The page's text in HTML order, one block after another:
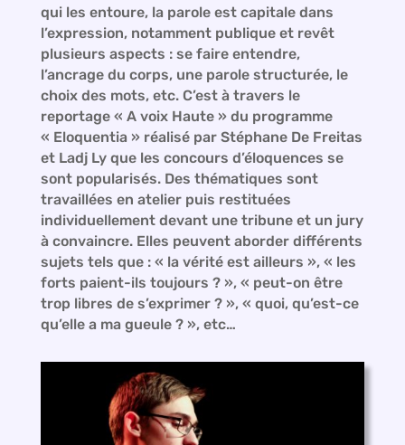
qui les entoure, la parole est capitale dans
l’expression, notamment publique et revêt
plusieurs aspects : se faire entendre,
l’ancrage du corps, une parole structurée, le
choix des mots, etc. C’est à travers le
reportage « A voix Haute » du programme
« Eloquentia » réalisé par Stéphane De Freitas
et Ladj Ly que les concours d’éloquences se
sont popularisés. Des thématiques sont
travaillées en atelier puis restituées
individuellement devant une tribune et un jury
à convaincre. Elles peuvent aborder différents
sujets tels que : « la vérité est ailleurs », « les
forts paient-ils toujours ? », « peut-on être
trop libres de s’exprimer ? », « quoi, qu’est-ce
qu’elle a ma gueule ? », etc…